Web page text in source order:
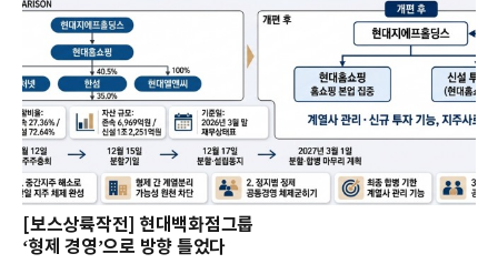
[보스상륙작전] 현대백화점그룹
‘형제 경영’으로 방향 틀었다